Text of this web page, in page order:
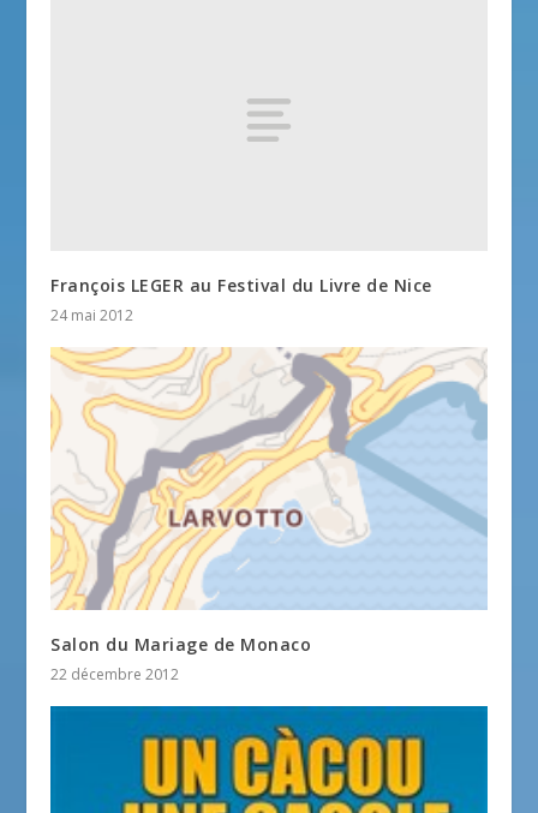
François LEGER au Festival du Livre de Nice
24 mai 2012
Salon du Mariage de Monaco
22 décembre 2012